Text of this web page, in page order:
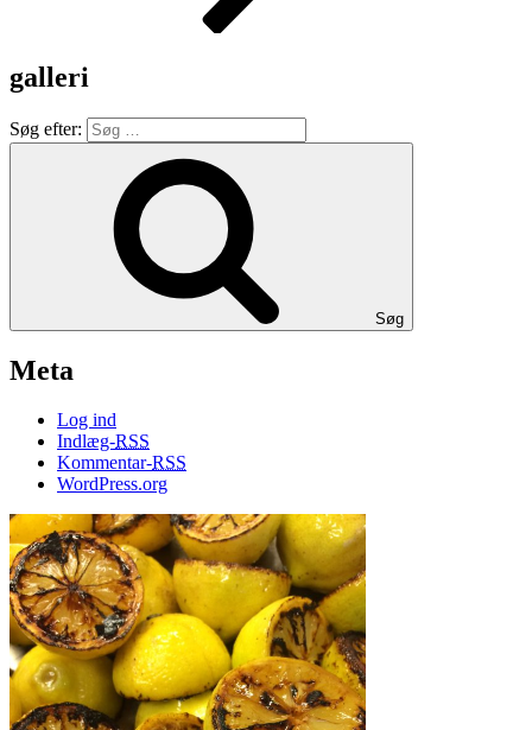
galleri
Søg efter:
Søg
Meta
Log ind
Indlæg-RSS
Kommentar-RSS
WordPress.org